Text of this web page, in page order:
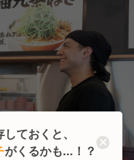
ておくと、
がくるかも...！？